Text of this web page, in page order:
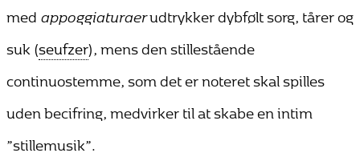
medappoggiaturaerudtrykker dybfølt sorg, tårer og
suk (seufzer), mens den stillestående
continuostemme, som det er noteret skal spilles
uden becifring, medvirker til at skabe en intim
”stillemusik”.